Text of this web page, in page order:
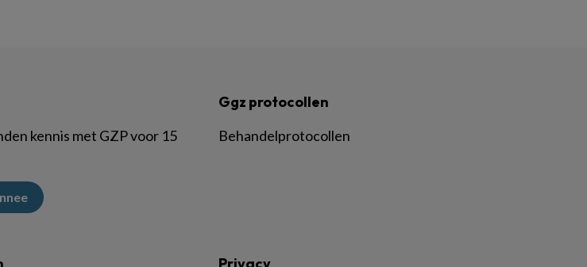
kennis met GZP voor 15
Ggz protocollen
Behandelprotocollen